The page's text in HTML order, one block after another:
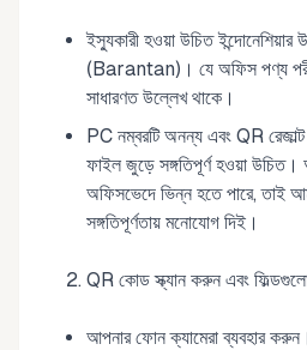
ইস্যুকারী হওয়া উচিত ইন্দোনেশিয়ার
(Barantan)। যে অফিস পণ্য
সাধারণত উল্লেখ থাকে।
PC নম্বরটি অনন্য এবং QR
ফাইল জুড়ে সঙ্গতিপূর্ণ হওয়া উচিত।
অফিসভেদে ভিন্ন হতে পারে, তাই আমরা
সঙ্গতিপূর্ণতায় মনোযোগ দিই।
QR কোড স্ক্যান করুন এবং
আপনার ফোন ক্যামেরা ব্যবহার